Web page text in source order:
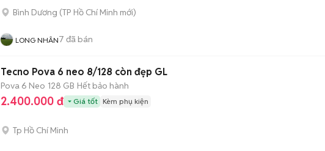
Bình Dương (TP Hồ Chí Minh mới)
LONG NHÂN7 đã bán
Tecno Pova 6 neo 8/128 còn đẹp GL
Pova 6 Neo 128 GB Hết bảo hành
2.400.000 đ Giá tốt Kèm phụ kiện
Tp Hồ Chí Minh